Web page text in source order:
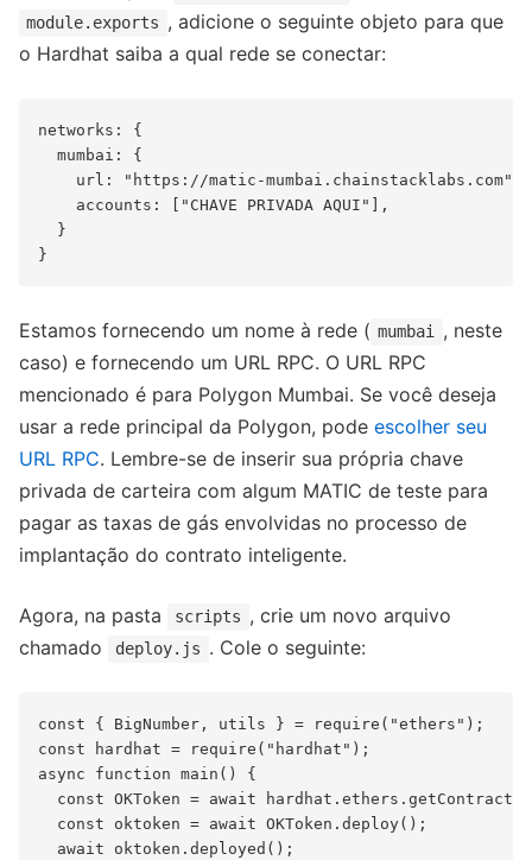
module.exports , adicione o seguinte objeto para que
o Hardhat saiba a qual rede se conectar:
networks: {
  mumbai: {
    url: "https://matic-mumbai.chainstacklabs.com",
    accounts: ["CHAVE PRIVADA AQUI"],
  }
Estamos fornecendo um nome à rede ( mumbai , neste
caso) e fornecendo um URL RPC. O URL RPC
mencionado é para Polygon Mumbai. Se você deseja
usar a rede principal da Polygon, pode escolher seu
URL RPC. Lembre-se de inserir sua própria chave
privada de carteira com algum MATIC de teste para
pagar as taxas de gás envolvidas no processo de
implantação do contrato inteligente.
Agora, na pasta scripts , crie um novo arquivo
chamado
deploy.js . Cole o seguinte:
const { BigNumber, utils } = require("ethers");
const hardhat = require("hardhat");
async function main() {
const OKToken = await
  const oktoken = await OKToken.deploy();
  await oktoken.deployed();